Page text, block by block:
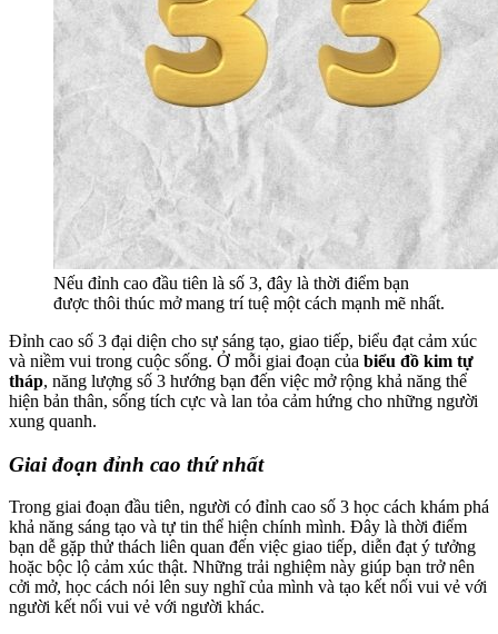
Nếu đỉnh cao đầu tiên là số 3, đây là thời điểm bạn
được thôi thúc mở mang trí tuệ một cách mạnh mẽ nhất.
Đỉnh cao số 3 đại diện cho sự sáng tạo, giao tiếp, biểu đạt cảm xúc
và niềm vui trong cuộc sống. Ở mỗi giai đoạn của biểu đồ kim tự
tháp, năng lượng số 3 hướng bạn đến việc mở rộng khả năng thể
hiện bản thân, sống tích cực và lan tỏa cảm hứng cho những người
xung quanh.
Giai đoạn đỉnh cao thứ nhất
Trong giai đoạn đầu tiên, người có đỉnh cao số 3 học cách khám phá
khả năng sáng tạo và tự tin thể hiện chính mình. Đây là thời điểm
bạn dễ gặp thử thách liên quan đến việc giao tiếp, diễn đạt ý tưởng
hoặc bộc lộ cảm xúc thật. Những trải nghiệm này giúp bạn trở nên
cởi mở, học cách nói lên suy nghĩ của mình và tạo kết nối vui vẻ với
người kết nối vui vẻ với người khác.